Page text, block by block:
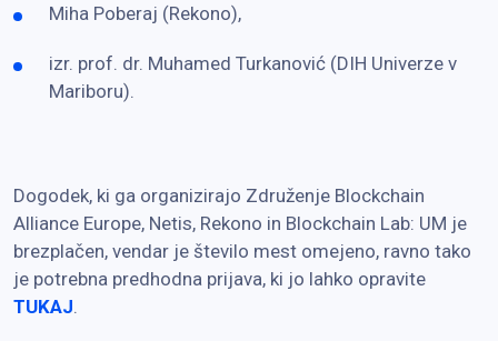
Miha Poberaj (Rekono),
izr. prof. dr. Muhamed Turkanović (DIH Univerze v
Mariboru).
Dogodek, ki ga organizirajo Združenje Blockchain
Alliance Europe, Netis, Rekono in Blockchain Lab: UM je
brezplačen, vendar je število mest omejeno, ravno tako
je potrebna predhodna prijava, ki jo lahko opravite
TUKAJ